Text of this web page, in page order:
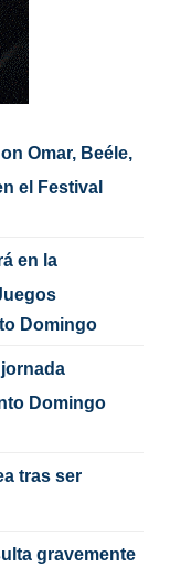
Omar, Beéle,
el Festival
en la
Domingo
Domingo
tras ser
gravemente